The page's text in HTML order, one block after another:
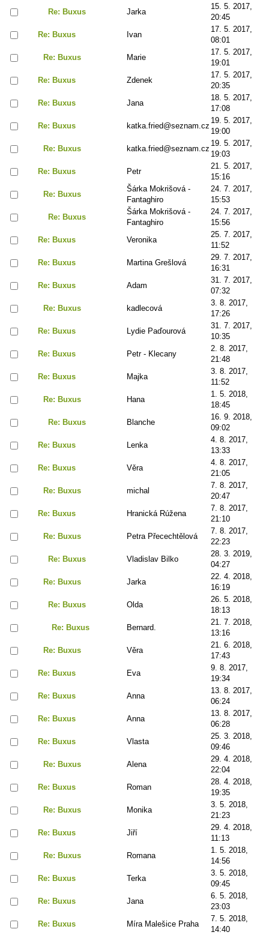
Re: Buxus Jarka
15. 5. 2017,
20:45
Re: Buxus
Ivan
17. 5. 2017,
08:01
Re: Buxus
Marie
17. 5. 2017,
19:01
Re: Buxus
Zdenek
17. 5. 2017,
20:35
Re: Buxus
Jana
18. 5. 2017,
17:08
Re: Buxus
katka.fried@seznam.cz
19. 5. 2017,
19:00
Re: Buxus
katka.fried@seznam.cz
19. 5. 2017,
19:03
Re: Buxus
Petr
21. 5. 2017,
15:16
Re: Buxus
Šárka Mokrišová -
Fantaghiro
24. 7. 2017,
15:53
Re: Buxus
Šárka Mokrišová -
Fantaghiro
24. 7. 2017,
15:56
Re: Buxus
Veronika
25. 7. 2017,
11:52
Re: Buxus
Martina Grešlová
29. 7. 2017,
16:31
Re: Buxus
Adam
31. 7. 2017,
07:32
Re: Buxus
kadlecová
3. 8. 2017,
17:26
Re: Buxus
Lydie Paďourová
31. 7. 2017,
10:35
Re: Buxus
Petr - Klecany
2. 8. 2017,
21:48
Re: Buxus
Majka
3. 8. 2017,
11:52
Re: Buxus
Hana
1. 5. 2018,
18:45
Re: Buxus
Blanche
16. 9. 2018,
09:02
Re: Buxus
Lenka
4. 8. 2017,
13:33
Re: Buxus
Věra
4. 8. 2017,
21:05
Re: Buxus
michal
7. 8. 2017,
20:47
Re: Buxus
Hranická Rúžena
7. 8. 2017,
21:10
Re: Buxus
Petra Přecechtělová
7. 8. 2017,
22:23
Re: Buxus
Vladislav Bilko
28. 3. 2019,
04:27
Re: Buxus
Jarka
22. 4. 2018,
16:19
Re: Buxus
Olda
26. 5. 2018,
18:13
Re: Buxus
Bernard.
21. 7. 2018,
13:16
Re: Buxus
Věra
21. 6. 2018,
17:43
Re: Buxus
Eva
9. 8. 2017,
19:34
Re: Buxus
Anna
13. 8. 2017,
06:24
Re: Buxus
Anna
13. 8. 2017,
06:28
Re: Buxus
Vlasta
25. 3. 2018,
09:46
Re: Buxus
Alena
29. 4. 2018,
22:04
Re: Buxus
Roman
28. 4. 2018,
19:35
Re: Buxus
Monika
3. 5. 2018,
21:23
Re: Buxus
Jiří
29. 4. 2018,
11:13
Re: Buxus
Romana
1. 5. 2018,
14:56
Re: Buxus
Terka
3. 5. 2018,
09:45
Re: Buxus
Jana
6. 5. 2018,
23:03
Re: Buxus
Míra Malešice Praha
7. 5. 2018,
14:40